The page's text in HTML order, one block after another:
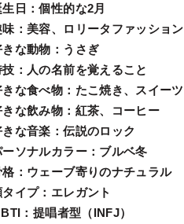
日 ：個性的な2月
味 ：美容、ロリータファッション
きな動物 ：うさぎ
技 ：人の名前を覚えること
きな食べ物 ：たこ焼き、スイーツ
きな飲み物：紅茶、コーヒー
きな音楽：伝説のロック
ーソナルカラー：ブルベ冬
格：ウェーブ寄りのナチュラル
タイプ：エレガン ト
：提唱者型（INFJ）